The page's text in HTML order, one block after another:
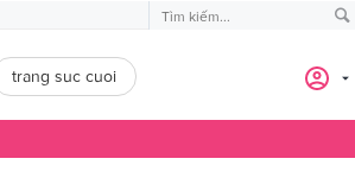
trang suc cuoi